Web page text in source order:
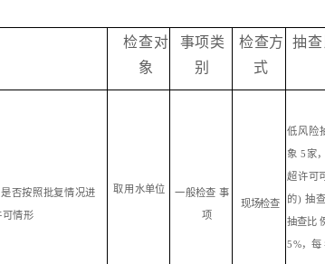
检查对
象
事项类
别
检查方
式
抽
否按照批复情况进
可情形
取用水单位 一般检查 事
项
现场检查
低风险
象 5 家
超许可
的) 抽
抽查比
5%， 每